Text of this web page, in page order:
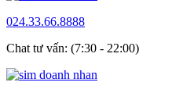
024.33.66.8888
Chat tư vấn: (7:30 - 22:00)